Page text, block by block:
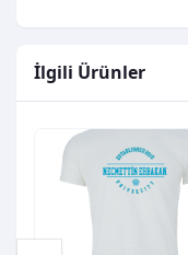
İlgili Ürünler